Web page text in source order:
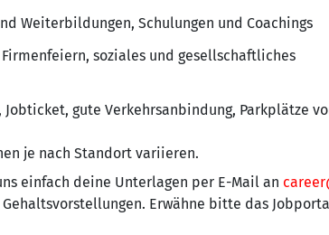
Weiterbildungen, Schulungen und Coachings
Firmenfeiern, soziales und gesellschaftliches
Jobticket, gute Verkehrsanbindung, Parkplätze
je nach Standort variieren.
einfach deine Unterlagen per E-Mail an
Erwähne bitte das